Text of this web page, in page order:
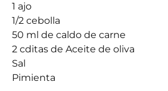
1 ajo
1/2 cebolla
50 ml de caldo de carne
2 cditas de Aceite de oliva
Sal
Pimienta